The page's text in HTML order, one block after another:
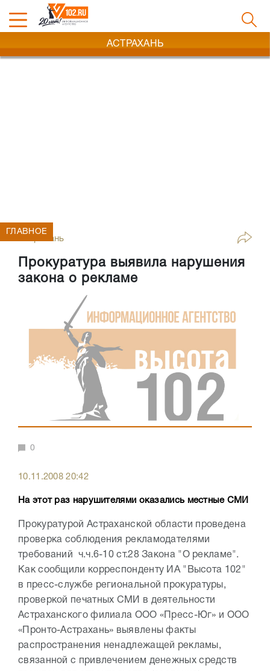
АСТРАХАНЬ
Астрахань
Прокуратура выявила нарушения
закона о рекламе
ГЛАВНОЕ
0
10.11.2008 20:42
На этот раз нарушителями оказались местные СМИ
Прокуратурой Астраханской области проведена
проверка соблюдения рекламодателями
требований ч.ч.6-10 ст.28 Закона "О рекламе".
Как сообщили корреспонденту ИА "Высота 102"
в пресс-службе региональной прокуратуры,
проверкой печатных СМИ в деятельности
Астраханского филиала ООО «Пресс-Юг» и ООО
«Пронто-Астрахань» выявлены факты
распространения ненадлежащей рекламы,
связанной с привлечением денежных средств